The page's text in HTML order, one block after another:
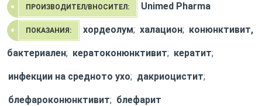
ПРОИЗВОДИТЕЛ/ВНОСИТЕЛ: Unimed Pharma
ПОКАЗАНИЯ: хордеолум; халацион; конюнктивит,
бактериален; кератоконюнктивит; кератит;
инфекции на средното ухо; дакриоцистит;
блефароконюнктивит; блефарит